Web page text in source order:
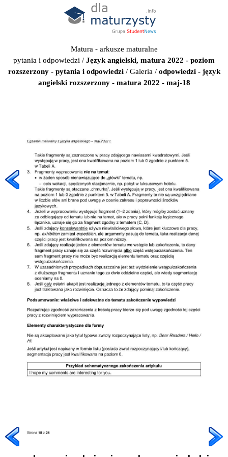
Matura - arkusze maturalne
pytania i odpowiedzi / Język angielski, matura 2022 - poziom
rozszerzony - pytania i odpowiedzi/ Galeria / odpowiedzi - język
angielski rozszerzony - matura 2022 - maj-18